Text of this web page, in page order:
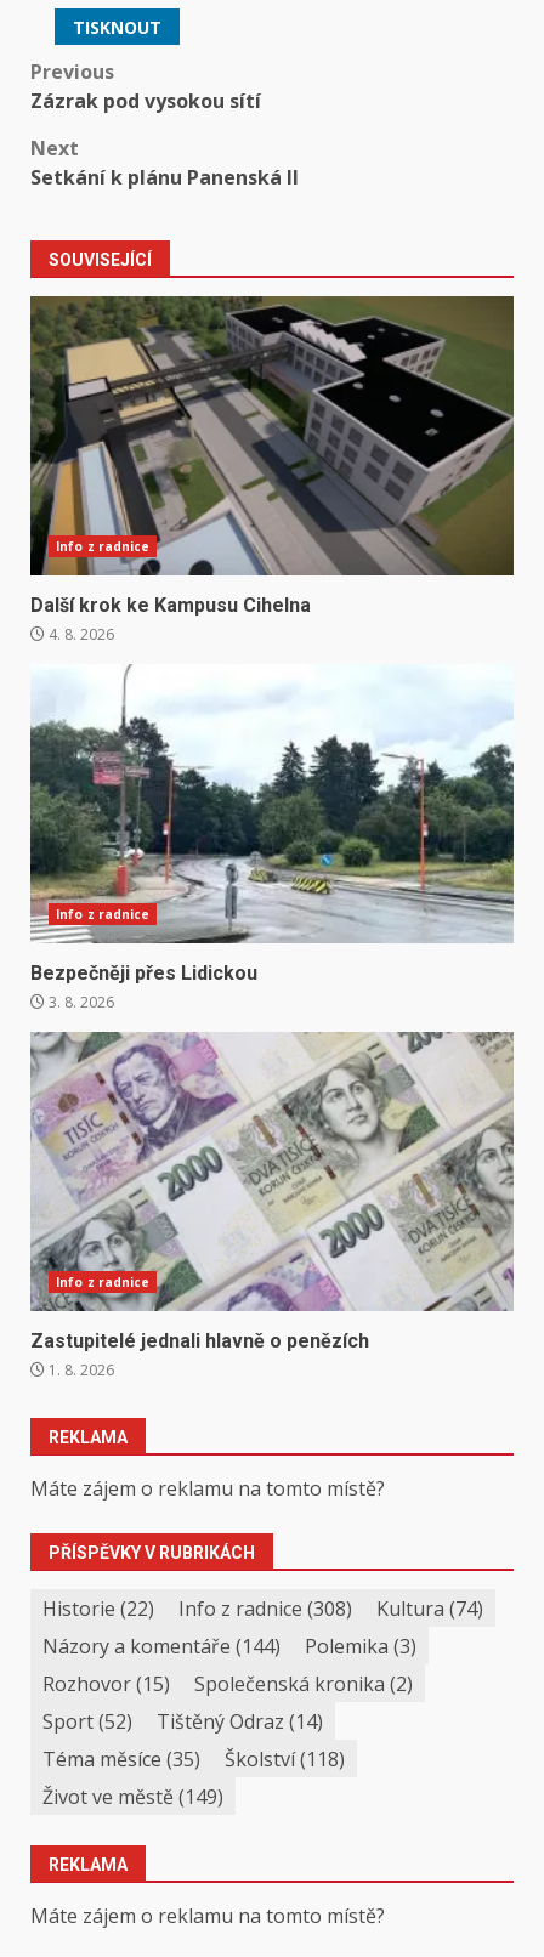
TISKNOUT
Post
navigation
Previous
Zázrak pod vysokou sítí
Next
Setkání k plánu Panenská II
SOUVISEJÍCÍ
Info z radnice
Další krok ke Kampusu Cihelna
4. 8. 2026
Info z radnice
Bezpečněji přes Lidickou
3. 8. 2026
Info z radnice
Zastupitelé jednali hlavně o penězích
1. 8. 2026
REKLAMA
Máte zájem o reklamu na tomto místě?
PŘÍSPĚVKY V RUBRIKÁCH
Historie (22) Info z radnice (308) Kultura (74)
Názory a komentáře (144) Polemika (3)
Rozhovor(15) Společenská kronika (2)
Sport(52) Tištěný Odraz (14)
Téma měsíce (35) Školství(118)
Život ve městě(149)
REKLAMA
Máte zájem o reklamu na tomto místě?